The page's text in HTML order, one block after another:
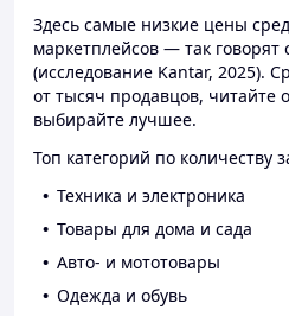
Здесь самые низкие цены
маркетплейсов — так говорят
(исследование Kantar, 2025).
от тысяч продавцов, читайте
выбирайте лучшее.
Топ категорий по количеству
Техника и электроника
Товары для дома и сада
Авто- и мототовары
Одежда и обувь